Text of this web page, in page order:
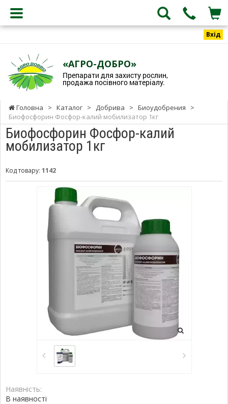
Вхід
«АГРО-ДОБРО»
Препарати для захисту рослин,
продажа посівного матеріалу.
Головна > Каталог > Добрива > Биоудобрения
>
Биофосфорин Фосфор-калий мобилизатор 1кг
Биофосфорин Фосфор-калий
мобилизатор 1кг
Код товару: 1142
Наявність:
В наявності